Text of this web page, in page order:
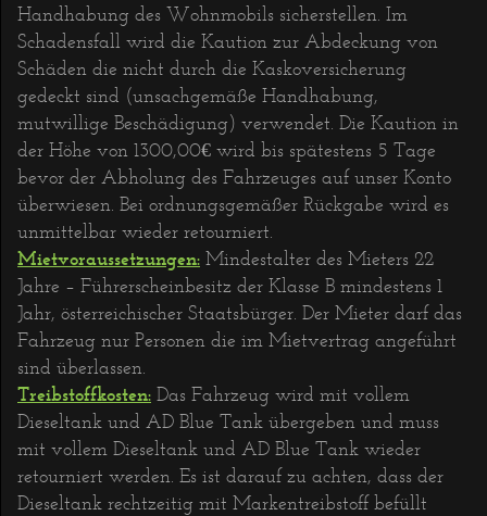
Handhabung des Wohnmobils sicherstellen. Im
Schadensfall wird die Kaution zur Abdeckung von
Schäden die nicht durch die Kaskoversicherung
gedeckt sind (unsachgemäße Handhabung,
mutwillige Beschädigung) verwendet. Die Kaution in
der Höhe von 1300,00€ wird bis spätestens 5 Tage
bevor der Abholung des Fahrzeuges auf unser Konto
überwiesen. Bei ordnungsgemäßer Rückgabe wird es
unmittelbar wieder retourniert.
Mietvoraussetzungen: Mindestalter des Mieters 22
Jahre – Führerscheinbesitz der Klasse B mindestens 1
Jahr, österreichischer Staatsbürger. Der Mieter darf das
Fahrzeug nur Personen die im Mietvertrag angeführt
sind überlassen.
Treibstoffkosten: Das Fahrzeug wird mit vollem
Dieseltank und AD Blue Tank übergeben und muss
mit vollem Dieseltank und AD Blue Tank wieder
retourniert werden. Es ist darauf zu achten, dass der
Dieseltank rechtzeitig mit Markentreibstoff befüllt